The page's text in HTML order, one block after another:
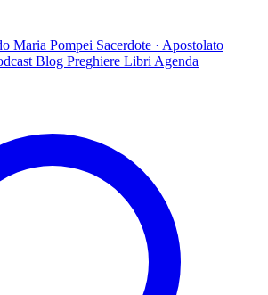
Maria Pompei Sacerdote · Apostolato
Blog Preghiere Libri Agenda